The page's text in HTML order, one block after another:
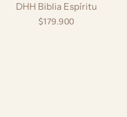
DHH Biblia Espíritu
Precio
$179.900